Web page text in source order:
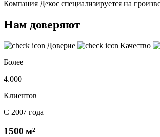
Компания Декос специализируется на
Нам доверяют
Доверие Качество
Более
4,000
Клиентов
С 2007 года
1500 м²